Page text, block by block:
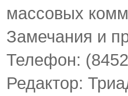
массовых
Замечания и
Телефон:
Редактор: